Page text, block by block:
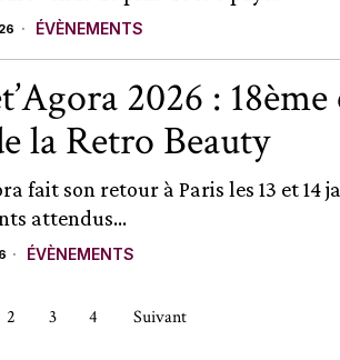
ÉVÈNEMENTS
2026 :
la Retro Beauty
fait son retour à Paris les 13 et 14
attendus...
ÉVÈNEMENTS
2 3 4 Suivant